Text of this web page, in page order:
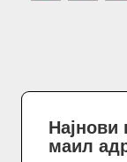
Најнови
маил